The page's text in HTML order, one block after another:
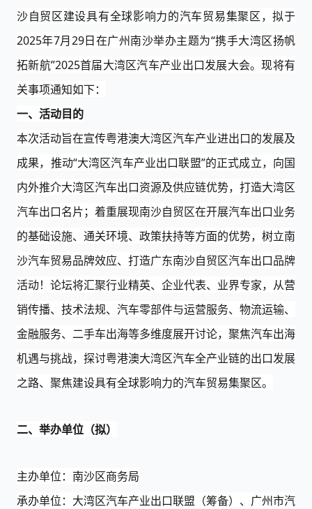
沙自贸区建设具有全球影响力的汽车贸易集聚区，拟于
2025年7月29日在广州南沙举办主题为“携手大湾区扬帆
拓新航”2025首届大湾区汽车产业出口发展大会。现将有
关事项通知如下：
一、活动目的
本次活动旨在宣传粤港澳大湾区汽车产业进出口的发展及
成果， 推动“大湾区汽车产业出口联盟”的正式成立， 向国
内外推介大湾区汽车出口资源及供应链优势，打造大湾区
汽车出口名片； 着重展现南沙自贸区在开展汽车出口业务
的基础设施、通关环境、政策扶持等方面的优势，树立南
沙汽车贸易品牌效应、打造广东南沙自贸区汽车出口品牌
活动！论坛将汇聚行业精英、企业代表、业界专家，从营
销传播、技术法规、汽车零部件与运营服务、物流运输、
金融服务、二手车出海等多维度展开讨论，聚焦汽车出海
机遇与挑战，探讨粤港澳大湾区汽车全产业链的出口发展
之路、 聚焦建设具有全球影响力的汽车贸易集聚区。
二、举办单位 （拟）
主办单位： 南沙区商务局
承办单位： 大湾区汽车产业出口联盟（筹备）、 广州市汽